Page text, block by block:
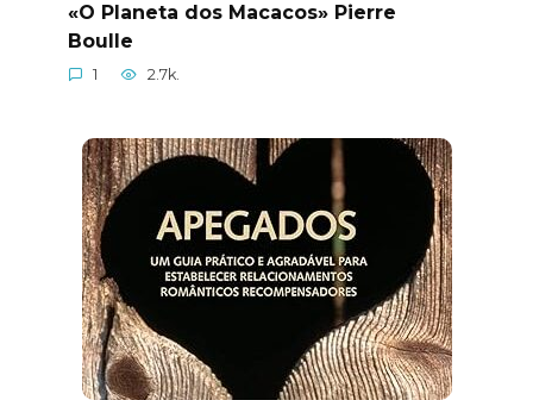
«O Planeta dos Macacos» Pierre
Boulle
1 2.7k.